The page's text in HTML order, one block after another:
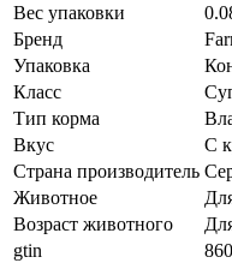
Вес упаковки
Бренд
Упаковка
Класс
Тип корма
Вкус
С
Страна производитель
Животное
Возраст животного
gtin